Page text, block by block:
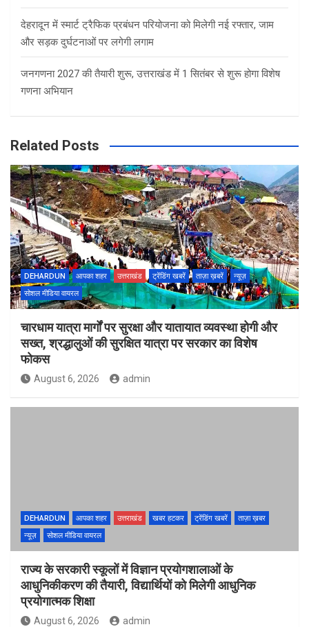
देहरादून में स्मार्ट ट्रैफिक प्रबंधन परियोजना को मिलेगी नई रफ्तार, जाम
और सड़क दुर्घटनाओं पर लगेगी लगाम
जनगणना 2027 की तैयारी शुरू, उत्तराखंड में 1 सितंबर से शुरू होगा विशेष
गणना अभियान
Related Posts
DEHARDUN आपका शहर उत्तराखंड ट्रेंडिंग खबरें ताज़ा ख़बरें
न्यूज़
सोशल मीडिया वायरल
चारधाम यात्रा मार्गों पर सुरक्षा और यातायात व्यवस्था होगी और
सख्त, श्रद्धालुओं की सुरक्षित यात्रा पर सरकार का विशेष
फोकस
August 6, 2026 admin
DEHARDUN आपका शहर उत्तराखंड खबर हटकर ट्रेंडिंग खबरें
ताज़ा ख़बर
न्यूज़
सोशल मीडिया वायरल
राज्य के सरकारी स्कूलों में विज्ञान प्रयोगशालाओं के
आधुनिकीकरण की तैयारी, विद्यार्थियों को मिलेगी आधुनिक
प्रयोगात्मक शिक्षा
August 6, 2026 admin